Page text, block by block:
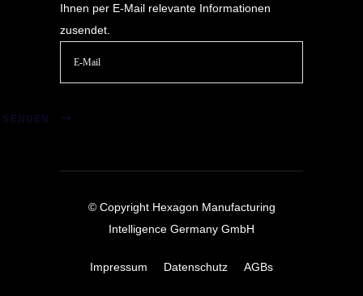
Ihnen per E-Mail relevante Informationen
zusendet.
lasse
SENDEN
© Copyright Hexagon Manufacturing
Intelligence Germany GmbH
Impressum Datenschutz AGBs